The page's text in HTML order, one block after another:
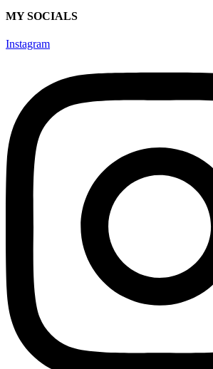
MY SOCIALS
Instagram